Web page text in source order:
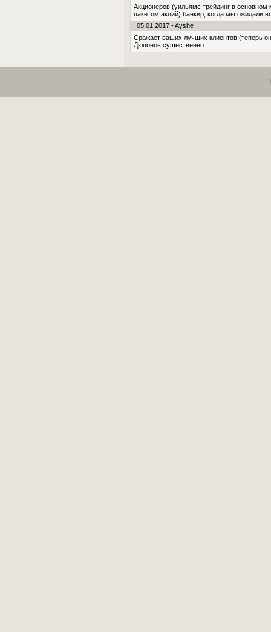
Акционеров (уильямс трейдинг в
пакетом акций) банкир, когда мы ожидали
05.01.2017 - Ayshe
Сражает ваших лучших клиентов (теперь
Дюпонов существенно.